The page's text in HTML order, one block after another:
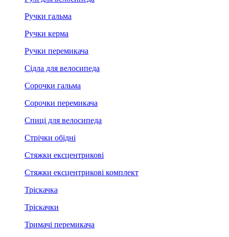
Ручки гальма
Ручки керма
Ручки перемикача
Сідла для велосипеда
Сорочки гальма
Сорочки перемикача
Спиці для велосипеда
Стрічки обідні
Стяжки ексцентрикові
Стяжки ексцентрикові комплект
Тріскачка
Тріскачки
Тримачі перемикача